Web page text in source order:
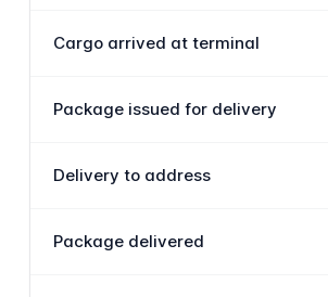
Cargo arrived at terminal
Package issued for delivery
Delivery to address
Package delivered